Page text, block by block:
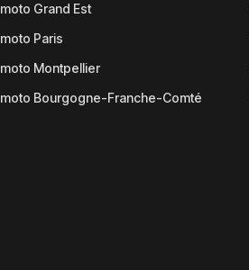
Grand Est
Paris
Montpellier
Bourgogne-Franche-Comté